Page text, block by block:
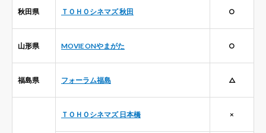
秋田県 ＴＯＨＯシネマズ 秋田 ○
山形県 MOVIE ONやまがた ○
福島県 フォーラム福島 △
ＴＯＨＯシネマズ 日本橋 ×